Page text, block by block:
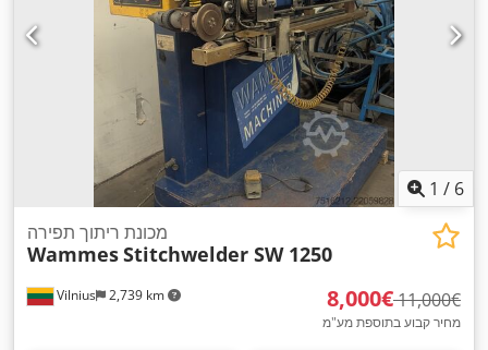
1 / 6
Vilnius 2,739 km
מכונת ריתוך תפירה
WammesStitchwelder SW 1250
‏8,000 ‏€ ‏11,000 ‏€
מחיר קבוע בתוספת מע"מ